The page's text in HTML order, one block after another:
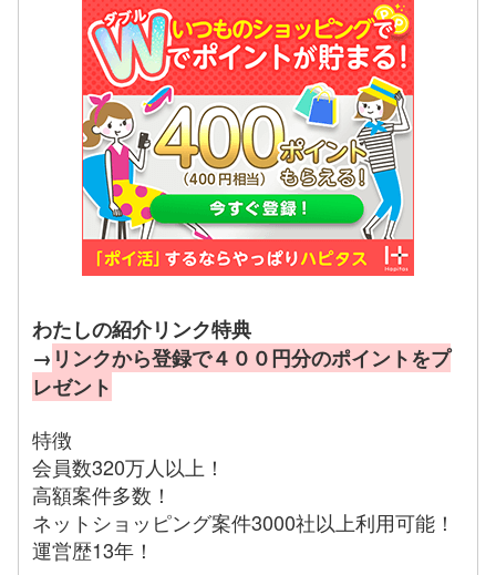
わたしの紹介リンク特典
→ リンクから登録で４００円分のポイントをプ
レゼント
特徴
会員数320万人以上！
高額案件多数！
ネットショッピング案件3000社以上利用可能！
運営歴13年！